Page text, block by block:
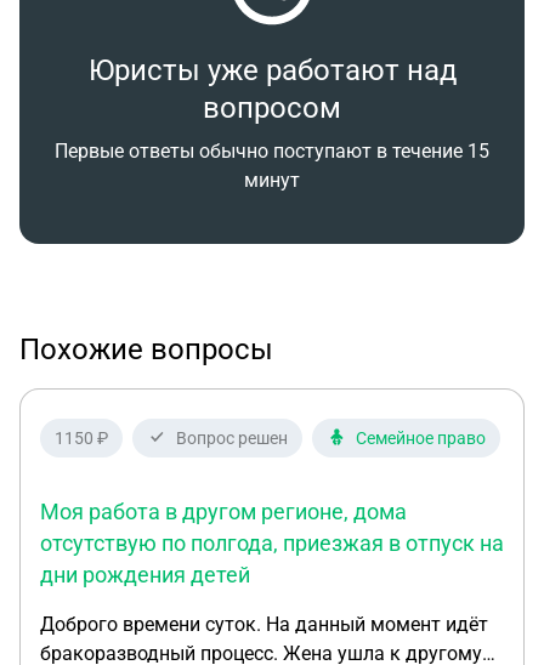
Юристы уже работают над
вопросом
Первые ответы обычно поступают в течение 15
минут
Похожие вопросы
1150 ₽ Вопрос решен Семейное право
Моя работа в другом регионе, дома
отсутствую по полгода, приезжая в отпуск на
дни рождения детей
Доброго времени суток. На данный момент идёт
бракоразводный процесс. Жена ушла к другому